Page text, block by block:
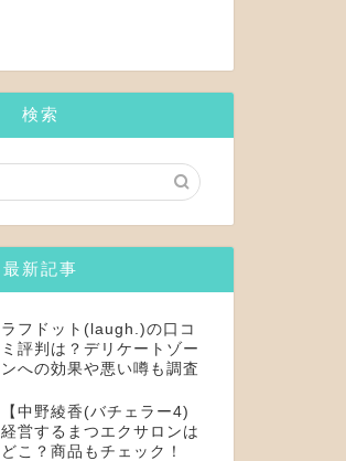
検索
最新記事
ラフドット(laugh.)の口コ
ミ評判は？デリケートゾー
ンへの効果や悪い噂も調査
【中野綾香(バチェラー4)
経営するまつエクサロンは
どこ？商品もチェック！